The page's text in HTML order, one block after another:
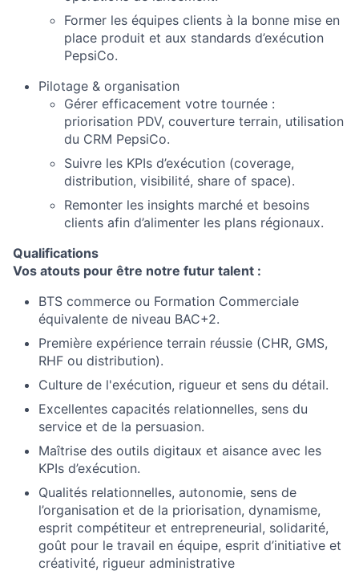
Former les équipes clients à la bonne mise en
place produit et aux standards d’exécution
PepsiCo.
Pilotage & organisation
Gérer efficacement votre tournée :
priorisation PDV, couverture terrain, utilisation
du CRM PepsiCo.
Suivre les KPIs d’exécution (coverage,
distribution, visibilité, share of space).
Remonter les insights marché et besoins
clients afin d’alimenter les plans régionaux.
Qualifications
Vos atouts pour être notre futur talent :
BTS commerce ou Formation Commerciale
équivalente de niveau BAC+2.
Première expérience terrain réussie (CHR, GMS,
RHF ou distribution).
Culture de l'exécution, rigueur et sens du détail.
Excellentes capacités relationnelles, sens du
service et de la persuasion.
Maîtrise des outils digitaux et aisance avec les
KPIs d’exécution.
Qualités relationnelles, autonomie, sens de
l’organisation et de la priorisation, dynamisme,
esprit compétiteur et entrepreneurial, solidarité,
goût pour le travail en équipe, esprit d’initiative et
créativité, rigueur administrative